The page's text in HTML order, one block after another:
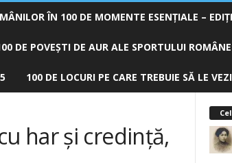
ÎN 100 DE MOMENTE ESENŢIALE –
DE POVEŞTI DE AUR ALE SPORTULUI
100 DE LOCURI PE CARE TREBUIE SĂ LE
har şi credinţă,